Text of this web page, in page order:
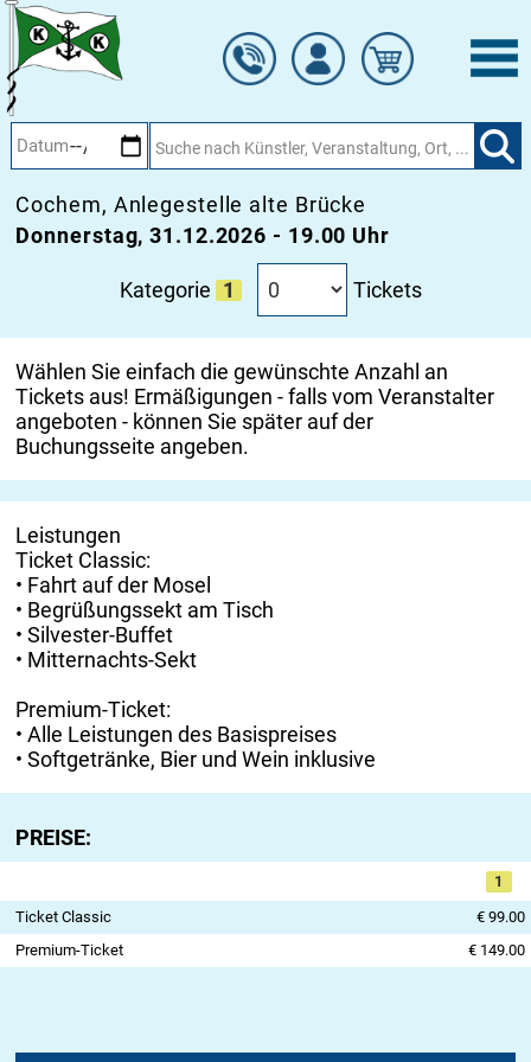
Hauptinhalt
springen
TICKETBESTELLUNG
SILVESTER AUF DER MS RIVERDREAM
FEIERN SIE STILVOLL AUF DER MOSEL AB
COCHEM
Cochem, Anlegestelle alte Brücke
Donnerstag, 31.12.2026 - 19.00 Uhr
Kategorie 1 Tickets
Wählen Sie einfach die gewünschte Anzahl an
Tickets aus! Ermäßigungen - falls vom Veranstalter
angeboten - können Sie später auf der
Buchungsseite angeben.
Leistungen
Ticket Classic:
• Fahrt auf der Mosel
• Begrüßungssekt am Tisch
• Silvester-Buffet
• Mitternachts-Sekt
Premium-Ticket:
• Alle Leistungen des Basispreises
• Softgetränke, Bier und Wein inklusive
PREISE:
1
Ticket Classic
€ 99.00
Premium-Ticket
€ 149.00